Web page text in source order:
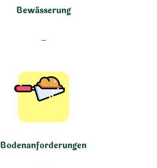
Bewässerung
–
Bodenanforderungen